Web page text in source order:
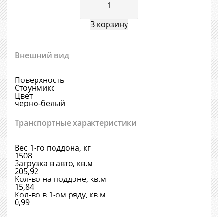
Внешний вид
Поверхность
Стоунмикс
Цвет
черно-белый
Транспортные характеристики
Вес 1-го поддона, кг
1508
Загрузка в авто, кв.м
205,92
Кол-во на поддоне, кв.м
15,84
Кол-во в 1-ом ряду, кв.м
0,99